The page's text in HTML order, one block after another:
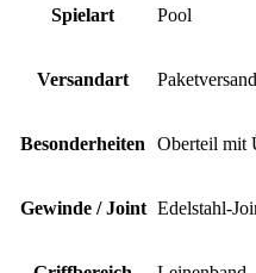
Spielart Pool
Versandart Paketversand
Besonderheiten Oberteil mit
Gewinde / Joint Edelstahl-